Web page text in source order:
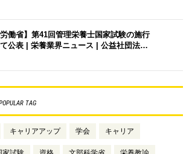
労働省】第41回管理栄養士国家試験の施行
公表 | 栄養業界ニュース | 公益社団法…
TAG
キャリアアップ 学会 キャリア